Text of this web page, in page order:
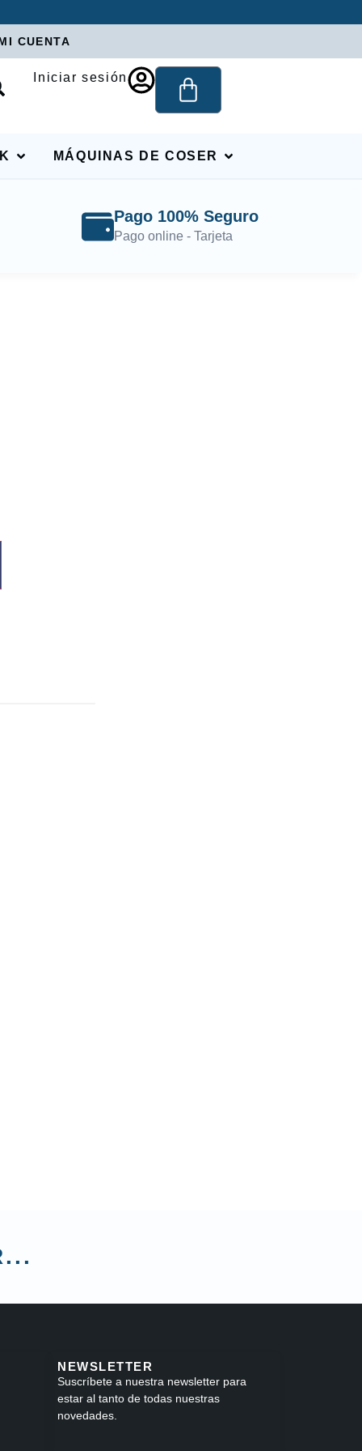
CUENTA
Iniciar sesión
MÁQUINAS DE COSER
Pago 100% Seguro
Pago online - Tarjeta
NEWSLETTER
Suscríbete a nuestra newsletter para
estar al tanto de todas nuestras
novedades.